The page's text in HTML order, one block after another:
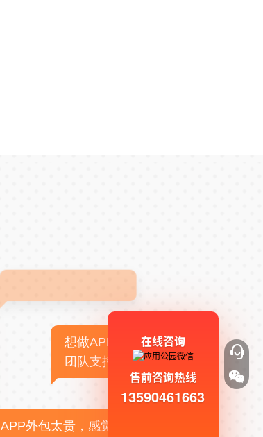
想做APP，但没有技术
团队支持
APP外包太贵，感觉不
在线咨询
售前咨询热线
13590461663